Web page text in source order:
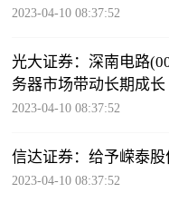
2023-04-10 08:37:52
光大证券：深南电路
务器市场带动长期成长
2023-04-10 08:37:52
信达证券：给予嵘泰股
2023-04-10 08:37:52